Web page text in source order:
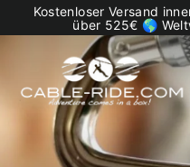
springen
Kostenloser Versand
über 525€ 🌎